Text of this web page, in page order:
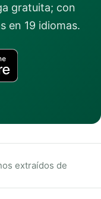
gratuita; con
en 19 idiomas.
extraídos de